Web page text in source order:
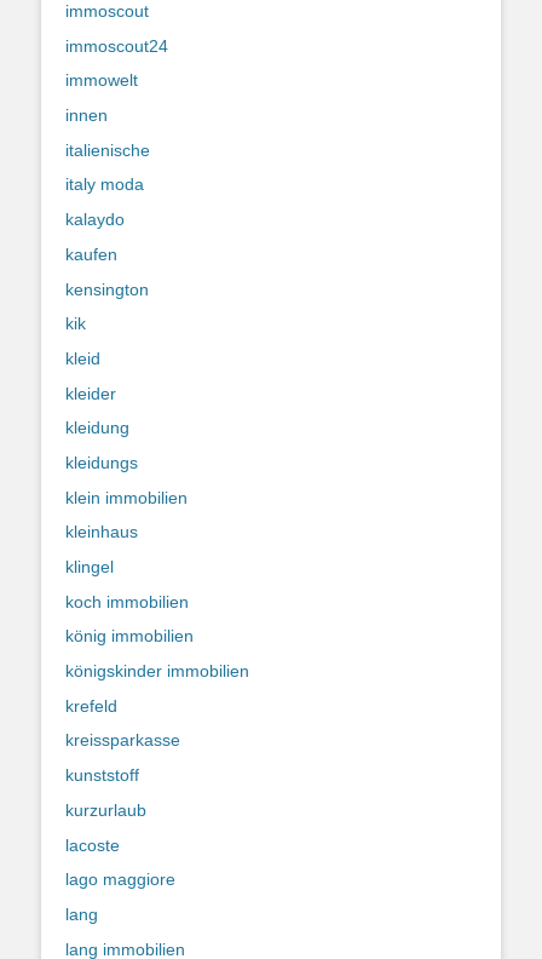
immoscout
immoscout24
immowelt
innen
italienische
italy moda
kalaydo
kaufen
kensington
kik
kleid
kleider
kleidung
kleidungs
klein immobilien
kleinhaus
klingel
koch immobilien
könig immobilien
königskinder immobilien
krefeld
kreissparkasse
kunststoff
kurzurlaub
lacoste
lago maggiore
lang
lang immobilien